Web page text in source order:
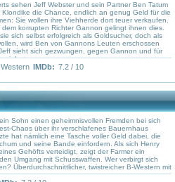
sehen Jeff Webster und sein Partner Ben Tatum
die Chance, endlich an genug Geld für die
Sie wollen ihre Viehherde dort teuer verkaufen.
korrupten Richter Gannon gelingt ihnen dies.
sich selbst erfolgreich als Goldsucher, doch als
wird Ben von Gannons Leuten erschossen
sieht sich gezwungen, gegen Gannon und für
Western IMDb: 7.2 / 10
Sohn einen geheimnisvollen Fremden bei sich
Chaos über ihr verschlafenes Bauernhaus
hat nämlich eine Tasche voller Geld dabei, die
und seine Bande einfordern. Als sich Henry
Gehöfts verteidigt, zeigt der Farmer ein
Umgang mit Schusswaffen. Wer verbirgt sich
Überdurchschnittlicher, twistreicher B-Western mit